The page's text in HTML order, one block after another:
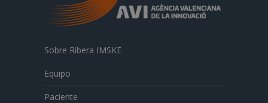
Sobre Ribera IMSKE
Equipo
Paciente